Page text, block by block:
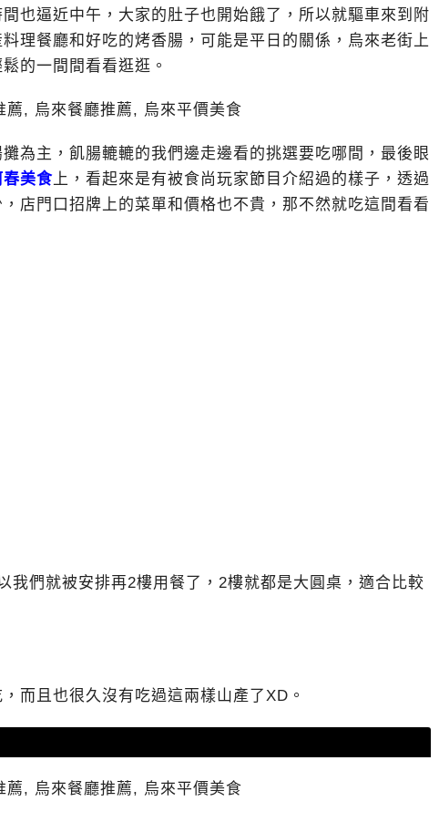
也逼近中午，大家的肚子也開始餓了，所以就驅車來到附
理餐廳和好吃的烤香腸，可能是平日的關係，烏來老街上
的一間間看看逛逛。
為主，飢腸轆轆的我們邊走邊看的挑選要吃哪間，最後眼
春美食上，看起來是有被食尚玩家節目介紹過的樣子，透過
店門口招牌上的菜單和價格也不貴，那不然就吃這間看看
我們就被安排再2樓用餐了，2樓就都是大圓桌，適合比較
而且也很久沒有吃過這兩樣山產了XD。